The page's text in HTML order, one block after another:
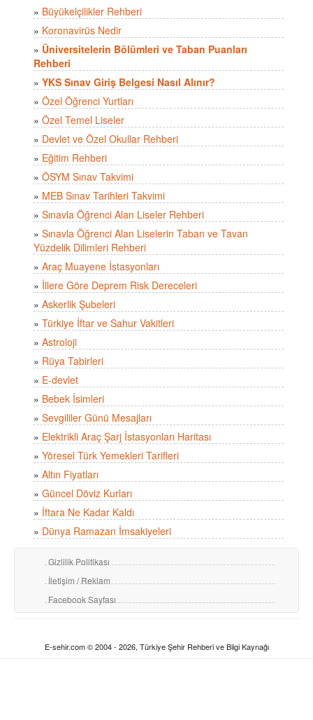
» Büyükelçilikler Rehberi
» Koronavirüs Nedir
» Üniversitelerin Bölümleri ve Taban Puanları
Rehberi
» YKS Sınav Giriş Belgesi Nasıl Alınır?
» Özel Öğrenci Yurtları
» Özel Temel Liseler
» Devlet ve Özel Okullar Rehberi
» Eğitim Rehberi
» ÖSYM Sınav Takvimi
» MEB Sınav Tarihleri Takvimi
» Sınavla Öğrenci Alan Liseler Rehberi
» Sınavla Öğrenci Alan Liselerin Taban ve Tavan
Yüzdelik Dilimleri Rehberi
» Araç Muayene İstasyonları
» İllere Göre Deprem Risk Dereceleri
» Askerlik Şubeleri
» Türkiye İftar ve Sahur Vakitleri
» Astroloji
» Rüya Tabirleri
» E-devlet
» Bebek İsimleri
» Sevgililer Günü Mesajları
» Elektrikli Araç Şarj İstasyonları Haritası
» Yöresel Türk Yemekleri Tarifleri
» Altın Fiyatları
» Güncel Döviz Kurları
» İftara Ne Kadar Kaldı
» Dünya Ramazan İmsakiyeleri
Gizlilik Politikası
İletişim / Reklam
Facebook Sayfası
E-sehir.com © 2004 - 2026, Türkiye Şehir Rehberi ve Bilgi Kaynağı